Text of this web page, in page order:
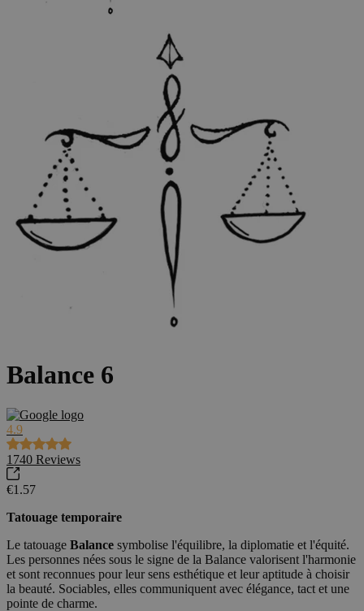
Balance 6
4.9
1740 Reviews
€1.57
Tatouage temporaire
Le tatouage Balance symbolise l'équilibre, la diplomatie et l'équité.
Les personnes nées sous le signe de la Balance valorisent l'harmonie
et sont reconnues pour leur sens esthétique et leur aptitude à choisir
la beauté. Sociables, elles communiquent avec élégance, tact et une
pointe de charme.